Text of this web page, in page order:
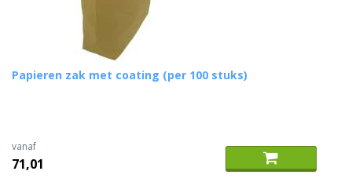
Papieren zak met coating (per 100 stuks)
vanaf
71,01